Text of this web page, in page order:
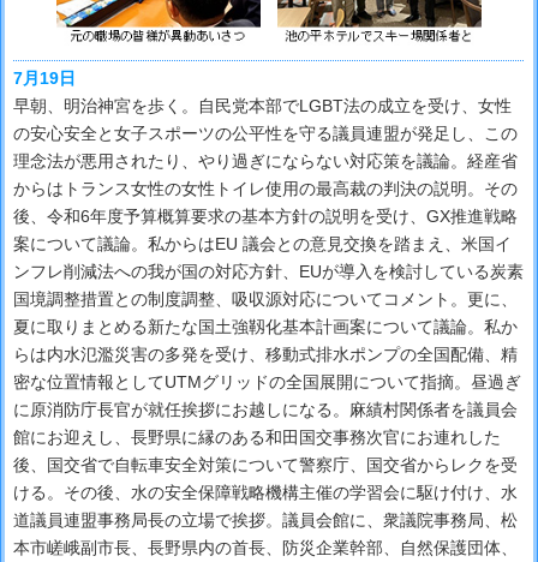
7月19日
早朝、明治神宮を歩く。自民党本部でLGBT法の成立を受け、女性
の安心安全と女子スポーツの公平性を守る議員連盟が発足し、この
理念法が悪用されたり、やり過ぎにならない対応策を議論。経産省
からはトランス女性の女性トイレ使用の最高裁の判決の説明。その
後、令和6年度予算概算要求の基本方針の説明を受け、GX推進戦略
案について議論。私からはEU 議会との意見交換を踏まえ、米国イ
ンフレ削減法への我が国の対応方針、EUが導入を検討している炭素
国境調整措置との制度調整、吸収源対応についてコメント。更に、
夏に取りまとめる新たな国土強靱化基本計画案について議論。私か
らは内水氾濫災害の多発を受け、移動式排水ポンプの全国配備、精
密な位置情報としてUTMグリッドの全国展開について指摘。昼過ぎ
に原消防庁長官が就任挨拶にお越しになる。麻績村関係者を議員会
館にお迎えし、長野県に縁のある和田国交事務次官にお連れした
後、国交省で自転車安全対策について警察庁、国交省からレクを受
ける。その後、水の安全保障戦略機構主催の学習会に駆け付け、水
道議員連盟事務局長の立場で挨拶。議員会館に、衆議院事務局、松
本市嵯峨副市長、長野県内の首長、防災企業幹部、自然保護団体、